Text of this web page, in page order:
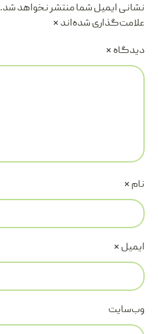
نشانی ایمیل شما منتشر نخواهد شد.
علامت‌گذاری شده‌اند *
دیدگاه *
نام *
ایمیل *
وب‌سایت